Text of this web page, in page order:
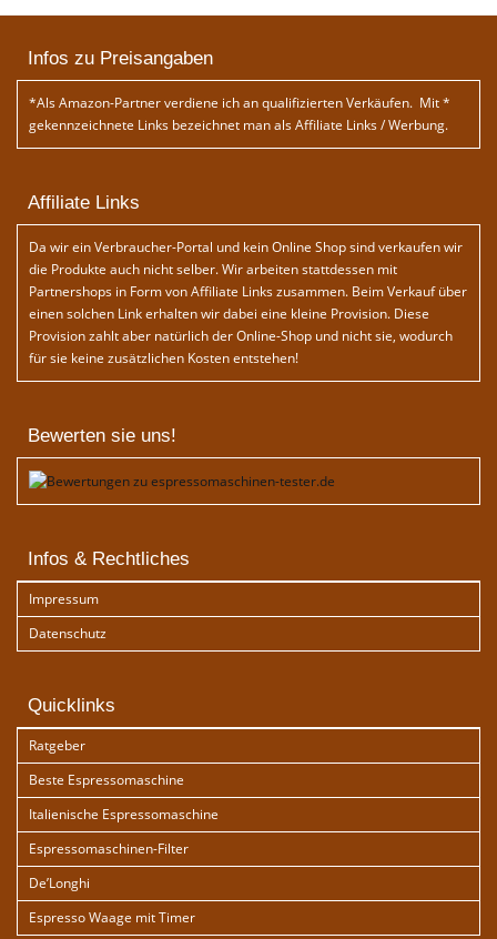
Infos zu Preisangaben
*Als Amazon-Partner verdiene ich an qualifizierten Verkäufen. Mit *
gekennzeichnete Links bezeichnet man als Affiliate Links / Werbung.
Affiliate Links
Da wir ein Verbraucher-Portal und kein Online Shop sind verkaufen wir
die Produkte auch nicht selber. Wir arbeiten stattdessen mit
Partnershops in Form von Affiliate Links zusammen. Beim Verkauf über
einen solchen Link erhalten wir dabei eine kleine Provision. Diese
Provision zahlt aber natürlich der Online-Shop und nicht sie, wodurch
für sie keine zusätzlichen Kosten entstehen!
Bewerten sie uns!
Infos & Rechtliches
Impressum
Datenschutz
Quicklinks
Ratgeber
Beste Espressomaschine
Italienische Espressomaschine
Espressomaschinen-Filter
De’Longhi
Espresso Waage mit Timer